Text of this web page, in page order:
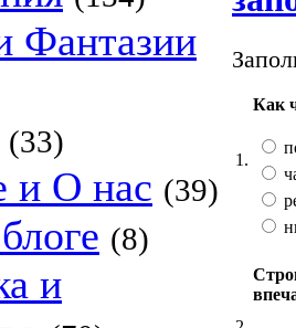
Фантазии
(33)
и О нас (39)
(8)
и
1.
Как